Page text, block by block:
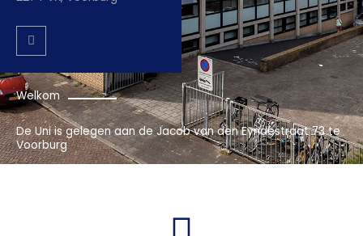
Welkom
De Uni is gelegen aan de Jacob van den Eyndestraat 73 te
Voorburg